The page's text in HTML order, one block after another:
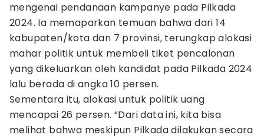
mengenai pendanaan kampanye pada Pilkada
2024. Ia memaparkan temuan bahwa dari 14
kabupaten/kota dan 7 provinsi, terungkap alokasi
mahar politik untuk membeli tiket pencalonan
yang dikeluarkan oleh kandidat pada Pilkada 2024
lalu berada di angka 10 persen.
Sementara itu, alokasi untuk politik uang
mencapai 26 persen. “Dari data ini, kita bisa
melihat bahwa meskipun Pilkada dilakukan secara